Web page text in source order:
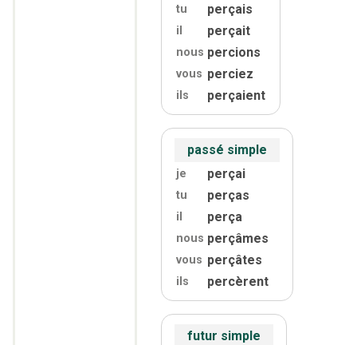
tu perçais
il perçait
nous percions
vous perciez
ils perçaient
passé simple
je perçai
tu perças
il perça
nous perçâmes
vous perçâtes
ils percèrent
futur simple